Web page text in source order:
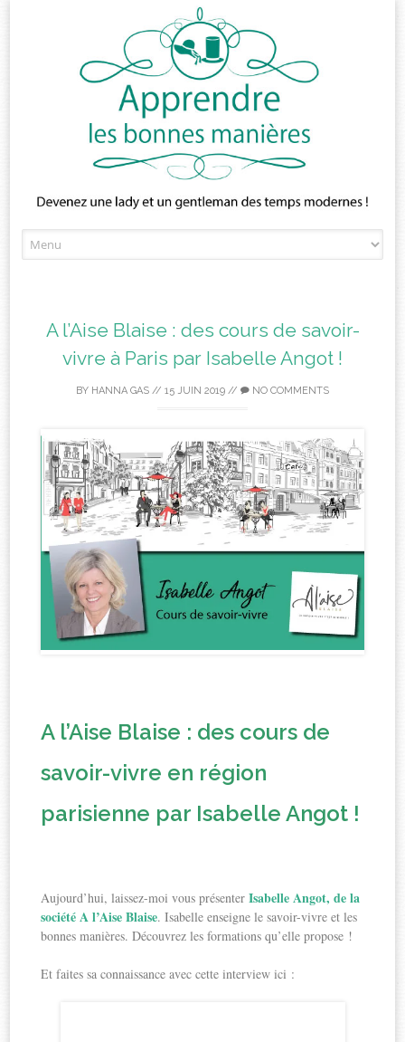
to
A l’Aise Blaise : des cours de savoir-
vivre à Paris par Isabelle Angot !
BY HANNA GAS // 15 JUIN 2019 // NO COMMENTS
A l’Aise Blaise : des cours de
savoir-vivre en région
parisienne par Isabelle Angot !
Aujourd’hui, laissez-moi vous présenterIsabelle Angot, de la
société A l’Aise Blaise. Isabelle enseigne le savoir-vivre et les
bonnes manières. Découvrez les formations qu’elle propose !
Et faites sa connaissance avec cette interview ici :